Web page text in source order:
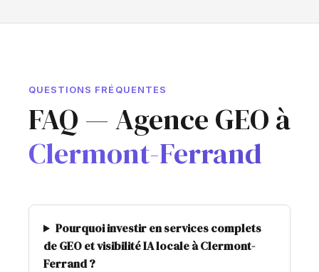
QUESTIONS FRÉQUENTES
FAQ — Agence GEO à
Clermont-Ferrand
Pourquoi investir en services complets
de GEO et visibilité IA locale à Clermont-
Ferrand ?